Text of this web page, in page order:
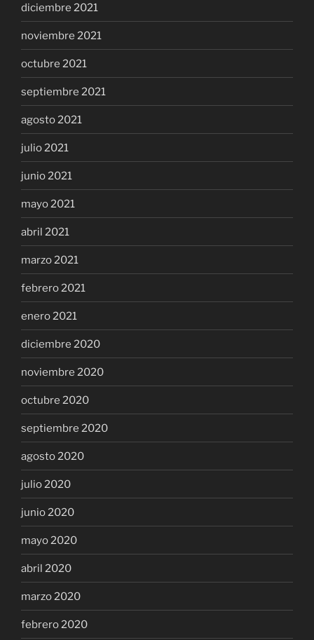
diciembre 2021
noviembre 2021
octubre 2021
septiembre 2021
agosto 2021
julio 2021
junio 2021
mayo 2021
abril 2021
marzo 2021
febrero 2021
enero 2021
diciembre 2020
noviembre 2020
octubre 2020
septiembre 2020
agosto 2020
julio 2020
junio 2020
mayo 2020
abril 2020
marzo 2020
febrero 2020